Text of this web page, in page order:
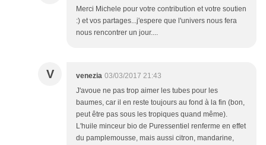
Merci Michele pour votre contribution et votre soutien
:) et vos partages...j'espere que l'univers nous fera
nous rencontrer un jour....
V venezia 03/03/2017 21:43
J'avoue ne pas trop aimer les tubes pour les
baumes, car il en reste toujours au fond à la fin (bon,
peut être pas sous les tropiques quand même).
L'huile minceur bio de Puressentiel renferme en effet
du pamplemousse, mais aussi citron, mandarine,